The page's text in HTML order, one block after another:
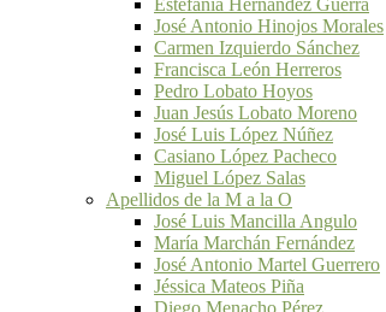
Estefanía Hernández Guerra
José Antonio Hinojos Morales
Carmen Izquierdo Sánchez
Francisca León Herreros
Pedro Lobato Hoyos
Juan Jesús Lobato Moreno
José Luis López Núñez
Casiano López Pacheco
Miguel López Salas
Apellidos de la M a la O
José Luis Mancilla Angulo
María Marchán Fernández
José Antonio Martel Guerrero
Jéssica Mateos Piña
Diego Menacho Pérez